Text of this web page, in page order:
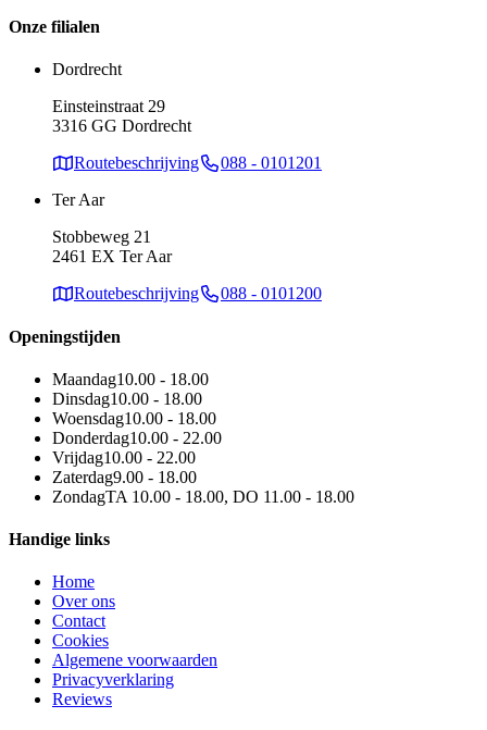
Onze filialen
Dordrecht
Einsteinstraat 29
3316 GG Dordrecht
Routebeschrijving
088 - 0101201
Ter Aar
Stobbeweg 21
2461 EX Ter Aar
Routebeschrijving
088 - 0101200
Openingstijden
Maandag10.00 - 18.00
Dinsdag10.00 - 18.00
Woensdag10.00 - 18.00
Donderdag10.00 - 22.00
Vrijdag10.00 - 22.00
Zaterdag9.00 - 18.00
ZondagTA 10.00 - 18.00, DO 11.00 - 18.00
Handige links
Home
Over ons
Contact
Cookies
Algemene voorwaarden
Privacyverklaring
Reviews